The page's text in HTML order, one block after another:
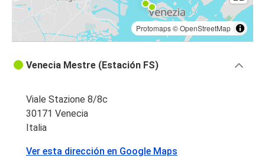
Protomaps©OpenStreetMap
Venecia Mestre (Estación FS)
Viale Stazione 8/8c
30171 Venecia
Italia
Ver esta dirección en Google Maps